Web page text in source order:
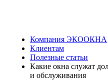
Компания ЭКООКНА
Клиентам
Полезные статьи
Какие окна служат
и обслуживания